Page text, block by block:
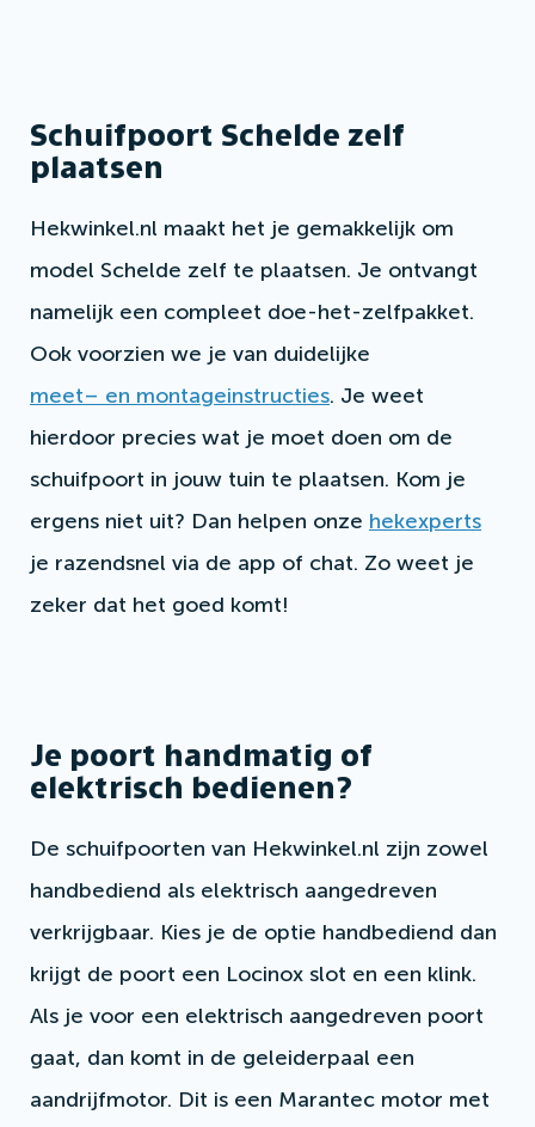
Schuifpoort Schelde zelf
plaatsen
Hekwinkel.nl maakt het je gemakkelijk om
model Schelde zelf te plaatsen. Je ontvangt
namelijk een compleet doe-het-zelfpakket.
Ook voorzien we je van duidelijke
meet– en montageinstructies. Je weet
hierdoor precies wat je moet doen om de
schuifpoort in jouw tuin te plaatsen. Kom je
ergens niet uit? Dan helpen onze hekexperts
je razendsnel via de app of chat. Zo weet je
zeker dat het goed komt!
Je poort handmatig of
elektrisch bedienen?
De schuifpoorten van Hekwinkel.nl zijn zowel
handbediend als elektrisch aangedreven
verkrijgbaar. Kies je de optie handbediend dan
krijgt de poort een Locinox slot en een klink.
Als je voor een elektrisch aangedreven poort
gaat, dan komt in de geleiderpaal een
aandrijfmotor. Dit is een Marantec motor met